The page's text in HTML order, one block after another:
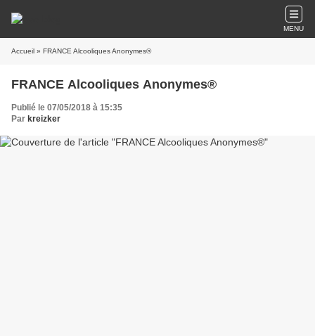
MENU
Accueil » FRANCE Alcooliques Anonymes®
FRANCE Alcooliques Anonymes®
Publié le 07/05/2018 à 15:35
Par kreizker